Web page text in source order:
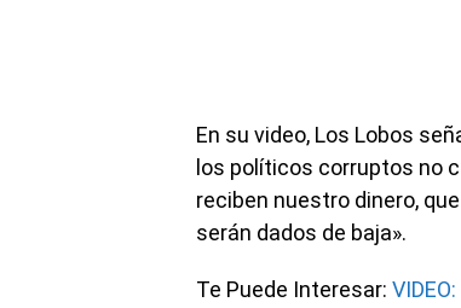
En su video, Los Lobos
los políticos corruptos no
reciben nuestro dinero,
serán dados de baja».
Te Puede Interesar: